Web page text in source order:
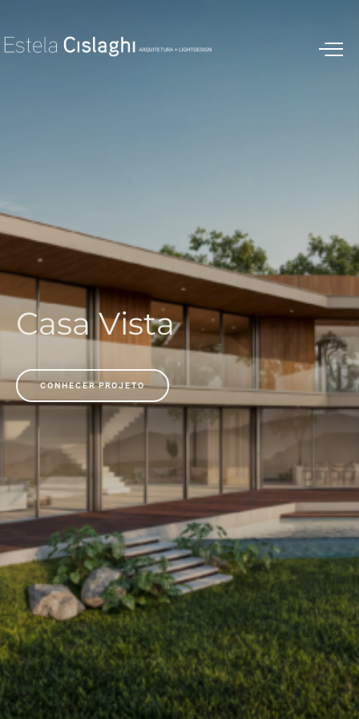
Casa Vista
CONHECER PROJETO